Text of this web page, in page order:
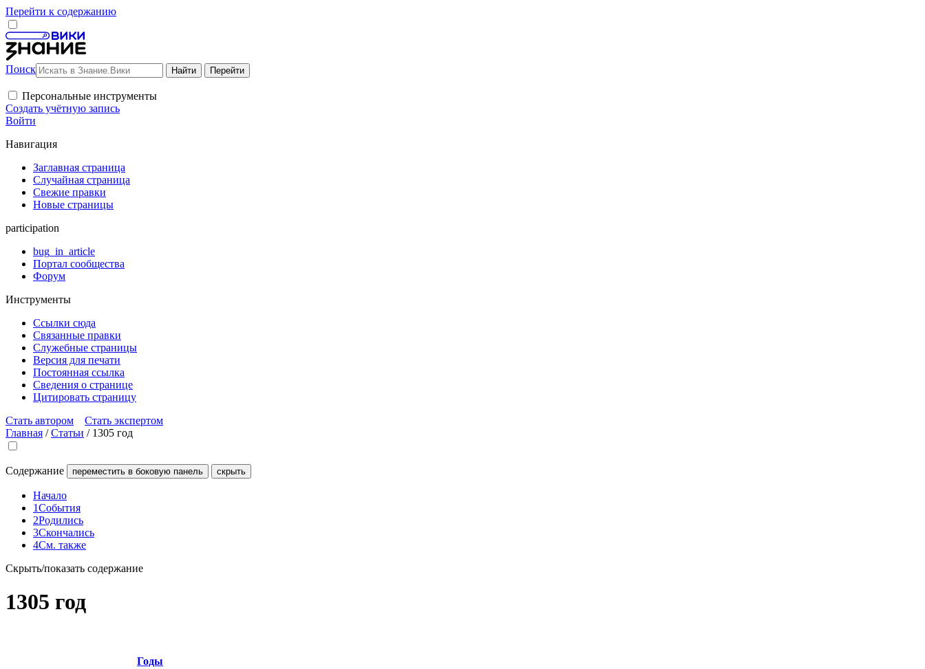
Перейти к содержанию
Поиск
Персональные инструменты
Создать учётную запись
Войти
Навигация
Заглавная страница
Случайная страница
Свежие правки
Новые страницы
participation
bug_in_article
Портал сообщества
Форум
Инструменты
Ссылки сюда
Связанные правки
Служебные страницы
Версия для печати
Постоянная ссылка
Сведения о странице
Цитировать страницу
Стать автором
Стать экспертом
Главная /Статьи / 1305 год
Содержание переместить в боковую панель скрыть
Начало
1События
2Родились
3Скончались
4См. также
Скрыть/показать содержание
1305 год
Годы